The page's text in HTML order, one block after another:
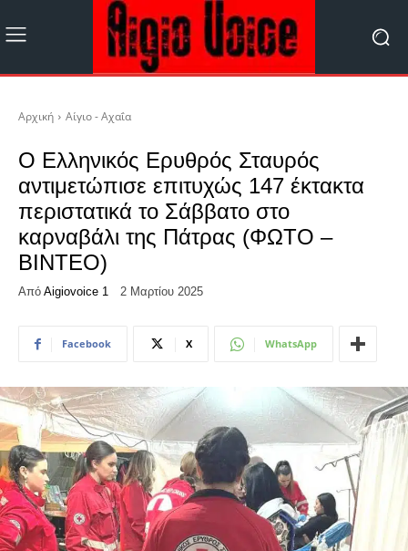
Αρχική Αίγιο - Αχαΐα
Ο Ελληνικός Ερυθρός Σταυρός
αντιμετώπισε επιτυχώς 147 έκτακτα
περιστατικά το Σάββατο στο
καρναβάλι της Πάτρας (ΦΩΤΟ –
ΒΙΝΤΕΟ)
Από Aigiovoice 1 2 Μαρτίου 2025
Facebook X WhatsApp